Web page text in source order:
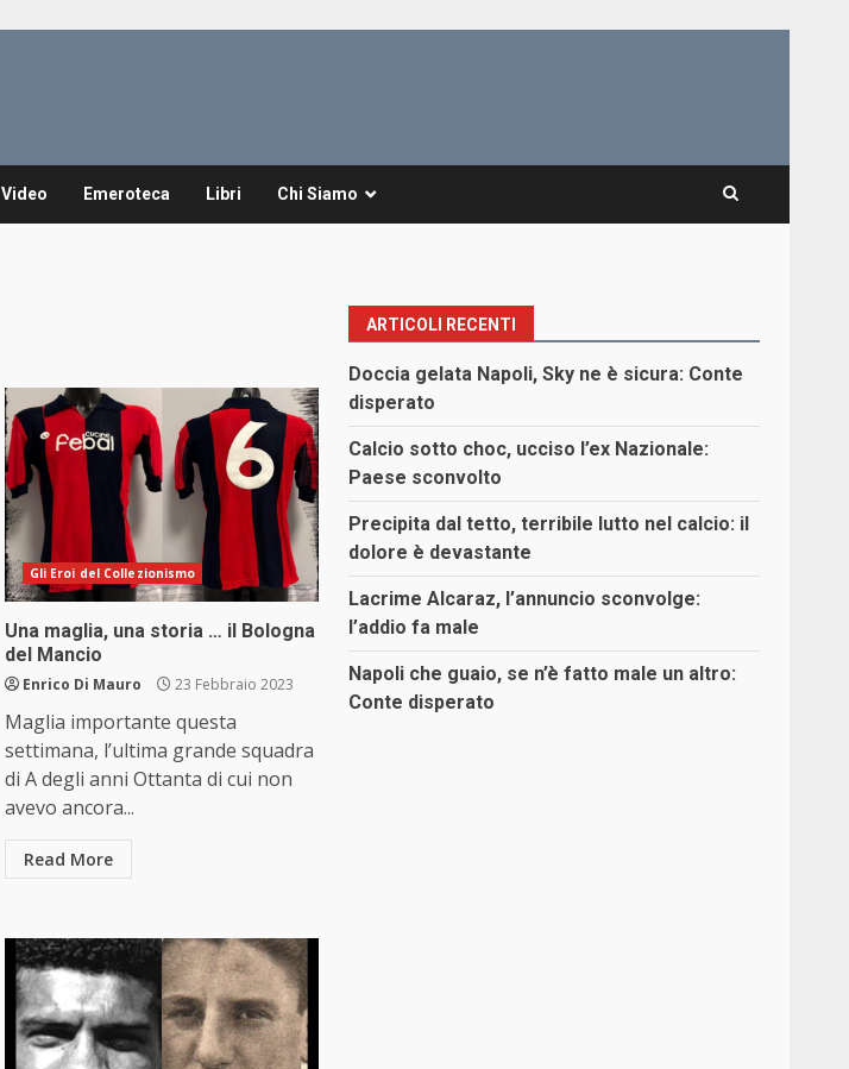
Video Emeroteca Libri Chi Siamo
Gli Eroi del Collezionismo
Una maglia, una storia … il Bologna
del Mancio
Enrico Di Mauro 23 Febbraio 2023
Maglia importante questa
settimana, l’ultima grande squadra
di A degli anni Ottanta di cui non
avevo ancora...
Read More
ARTICOLI RECENTI
Doccia gelata Napoli, Sky ne è sicura: Conte
disperato
Calcio sotto choc, ucciso l’ex Nazionale:
Paese sconvolto
Precipita dal tetto, terribile lutto nel calcio: il
dolore è devastante
Lacrime Alcaraz, l’annuncio sconvolge:
l’addio fa male
Napoli che guaio, se n’è fatto male un altro:
Conte disperato